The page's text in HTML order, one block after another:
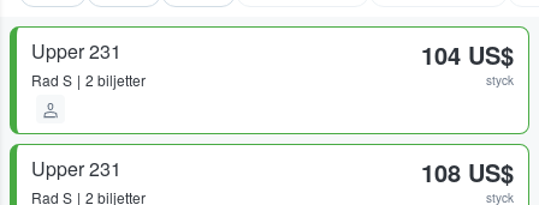
Upper 231
Rad S 2 biljetter
104 US$
styck
Upper 231
Rad S 2 biljetter
108 US$
styck